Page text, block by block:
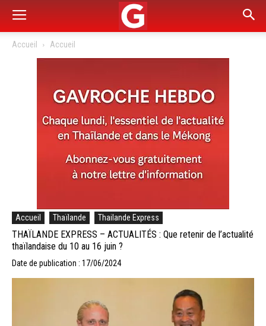
Accueil Accueil
Accueil Thaïlande Thailande Express
THAÏLANDE EXPRESS – ACTUALITÉS : Que retenir de l’actualité
thaïlandaise du 10 au 16 juin ?
Date de publication : 17/06/2024